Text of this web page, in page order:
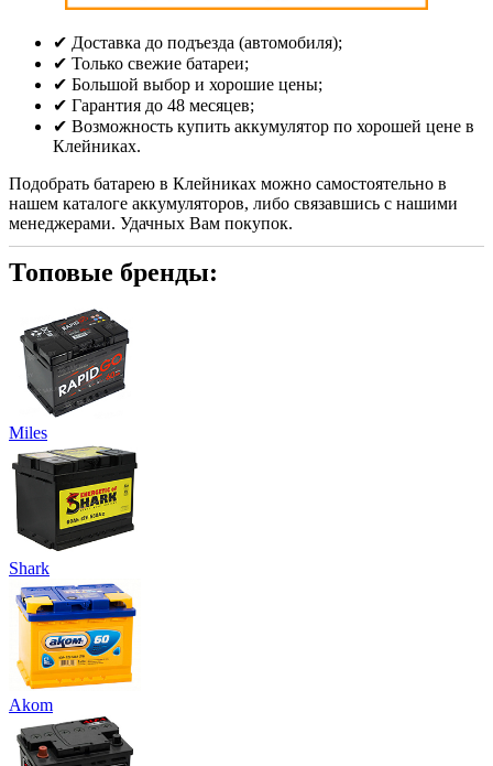
✔ Доставка до подъезда (автомобиля);
✔ Только свежие батареи;
✔ Большой выбор и хорошие цены;
✔ Гарантия до 48 месяцев;
✔ Возможность купить аккумулятор по хорошей цене в
Клейниках.
Подобрать батарею в Клейниках можно самостоятельно в
нашем каталоге аккумуляторов, либо связавшись с нашими
менеджерами. Удачных Вам покупок.
Топовые бренды:
Miles
Shark
Akom